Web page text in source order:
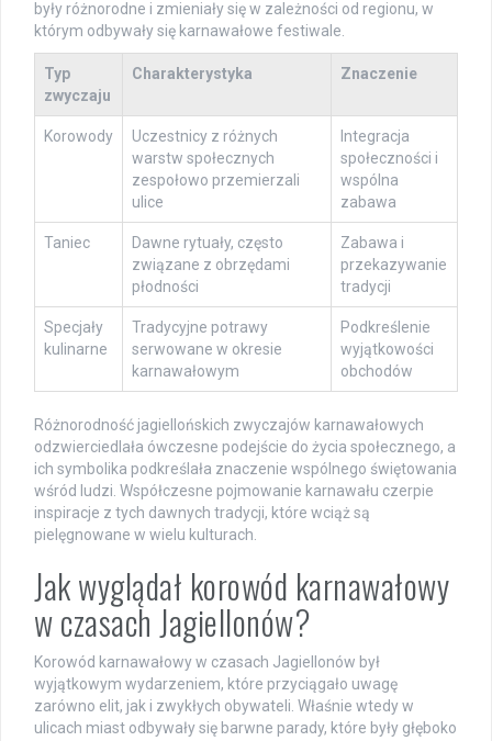
były różnorodne i zmieniały się w zależności od regionu, w
którym odbywały się karnawałowe festiwale.
Typ
zwyczaju
Charakterystyka Znaczenie
Korowody
Uczestnicy z różnych
warstw społecznych
zespołowo przemierzali
ulice
Integracja
społeczności i
wspólna
zabawa
Taniec
Dawne rytuały, często
związane z obrzędami
płodności
Zabawa i
przekazywanie
tradycji
Specjały
kulinarne
Tradycyjne potrawy
serwowane w okresie
karnawałowym
Podkreślenie
wyjątkowości
obchodów
Różnorodność jagiellońskich zwyczajów karnawałowych
odzwierciedlała ówczesne podejście do życia społecznego, a
ich symbolika podkreślała znaczenie wspólnego świętowania
wśród ludzi. Współczesne pojmowanie karnawału czerpie
inspiracje z tych dawnych tradycji, które wciąż są
pielęgnowane w wielu kulturach.
Jak wyglądał korowód karnawałowy
w czasach Jagiellonów?
Korowód karnawałowy w czasach Jagiellonów był
wyjątkowym wydarzeniem, które przyciągało uwagę
zarówno elit, jak i zwykłych obywateli. Właśnie wtedy w
ulicach miast odbywały się barwne parady, które były głęboko